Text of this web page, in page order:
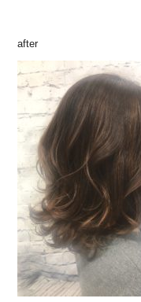
after